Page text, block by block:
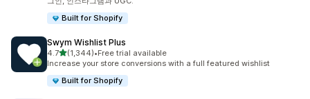
Built for Shopify
Swym Wishlist Plus
4.7별 5개 중
(1,344)
총 리뷰 1344개
•Free trial available
Increase your store conversions with a full featured wishlist
Built for Shopify